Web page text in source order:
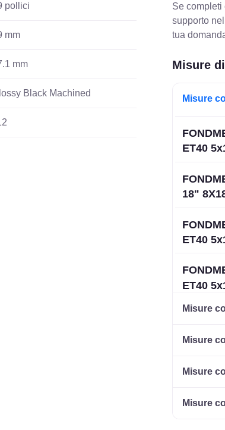
pollici
mm
mm
Black Machined
Se completi
supporto
tua
Misure
Misure
ET40
18"
ET40
ET40
18"
Misure
Misure
Misure
Misure